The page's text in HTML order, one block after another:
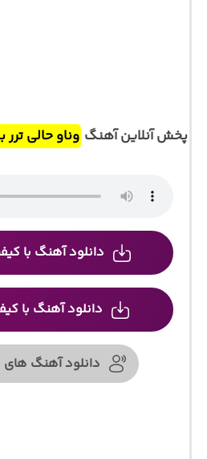
پخش آنلاین آهنگ وناو حالی
دانلود آهنگ با
دانلود آهنگ با
دانلود آهنگ های